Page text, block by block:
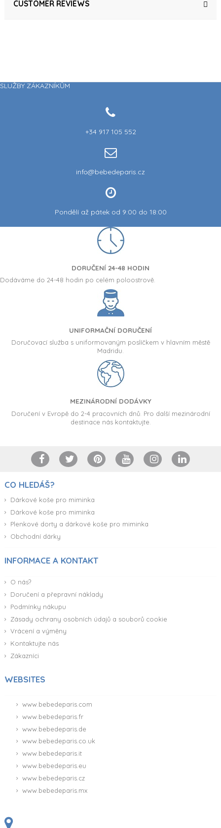
CUSTOMER REVIEWS
SLUŽBY ZÁKAZNÍKŮM
+34 917 105 552
info@bebedeparis.cz
Pondělí až pátek od 9:00 do 18:00
DORUČENÍ 24-48 HODIN
Dodáváme do 24-48 hodin po celém poloostrově.
UNIFORMAČNÍ DORUČENÍ
Doručovací služba s uniformovaným poslíčkem v hlavním městě
Madridu.
MEZINÁRODNÍ DODÁVKY
Doručení v Evropě do 2-4 pracovních dnů. Pro další mezinárodní
destinace nás kontaktujte.
CO HLEDÁŠ?
Dárkové koše pro miminka
Dárkové koše pro miminka
Plenkové dorty a dárkové koše pro miminka
Obchodní dárky
INFORMACE A KONTAKT
O nás?
Doručení a přepravní náklady
Podmínky nákupu
Zásady ochrany osobních údajů a souborů cookie
Vrácení a výměny
Kontaktujte nás
Zákazníci
WEBSITES
www.bebedeparis.com
www.bebedeparis.fr
www.bebedeparis.de
www.bebedeparis.co.uk
www.bebedeparis.it
www.bebedeparis.eu
www.bebedeparis.cz
www.bebedeparis.mx